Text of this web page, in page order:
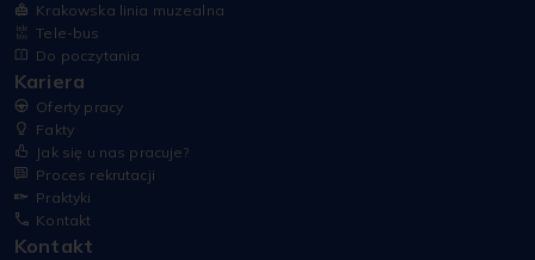
Krakowska linia muzealna
Tele-bus
Do poczytania
Kariera
Oferty pracy
Fakty
Jak się u nas pracuje?
Proces rekrutacji
Praktyki
Kontakt
Kontakt